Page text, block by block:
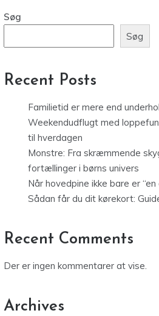
Søg
Søg
Recent Posts
Familietid er mere end
Weekendudflugt med
til hverdagen
Monstre: Fra skræmmende
fortællinger i børns univers
Når hovedpine ikke bare er “en
Sådan får du dit kørekort:
Recent Comments
Der er ingen kommentarer at vise.
Archives